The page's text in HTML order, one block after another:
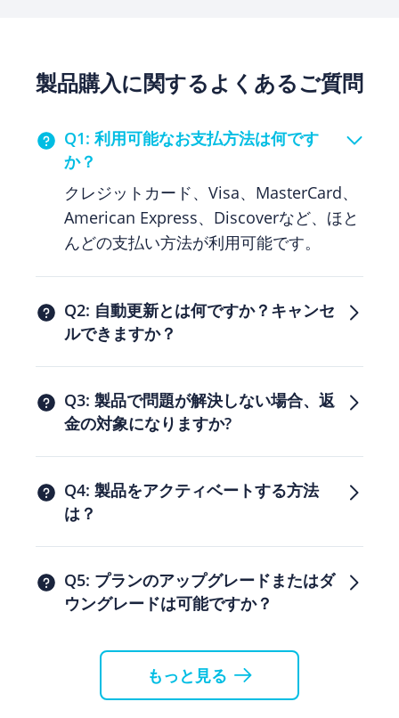
製品購入に関するよくあるご質問
Q1: 利用可能なお支払方法は何です
か？
クレジットカード、Visa、MasterCard、
American Express、Discoverなど、ほと
んどの支払い方法が利用可能です。
Q2: 自動更新とは何ですか？キャンセ
ルできますか？
Q3: 製品で問題が解決しない場合、返
金の対象になりますか?
Q4: 製品をアクティベートする方法
は？
Q5: プランのアップグレードまたはダ
ウングレードは可能ですか？
もっと見る